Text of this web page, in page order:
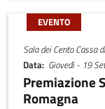
EVENTO
Sala dei Cento Cassa
Data Giovedì - 19
Premiazione
Romagna